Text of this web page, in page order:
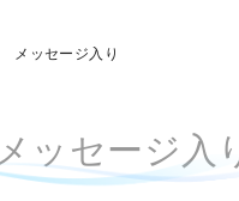
メッセージ入り
メッセージ入